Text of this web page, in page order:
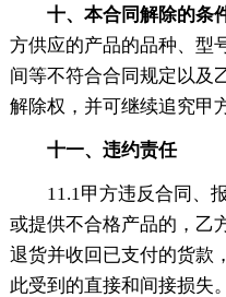
十、本合同解除的条
方供应的产品的品种、型
间等不符合合同规定以及
解除权，并可继续追究甲
十一、违约责任
11.1甲方违反合同、
或提供不合格产品的，乙
退货并收回已支付的货款
此受到的直接和间接损失。